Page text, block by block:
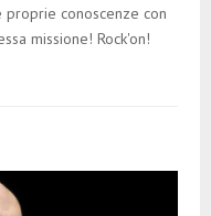
conoscenze con
missione! Rock'on!